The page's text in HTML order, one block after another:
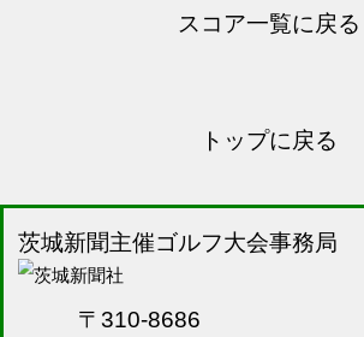
スコア一覧に戻る
トップに戻る
茨城新聞主催ゴルフ大会事務局
〒310-8686